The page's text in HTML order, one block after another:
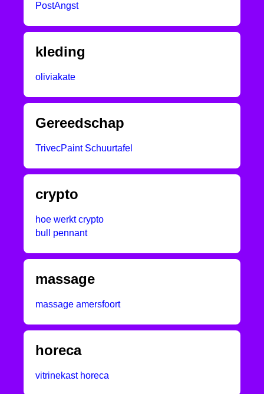
PostAngst
kleding
oliviakate
Gereedschap
TrivecPaint Schuurtafel
crypto
hoe werkt crypto
bull pennant
massage
massage amersfoort
horeca
vitrinekast horeca